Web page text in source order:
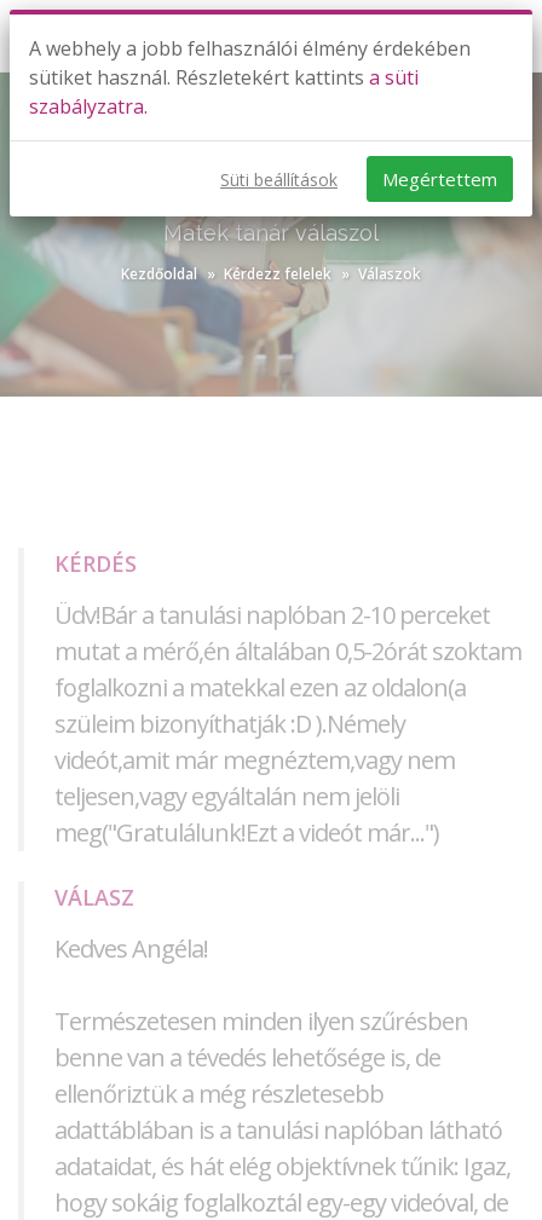
KÉRDEZZ-FELELEK VÁLASZOK
Matek tanár válaszol
Kezdőoldal Kérdezz felelek Válaszok
KÉRDÉS
Üdv!Bár a tanulási naplóban 2-10 perceket
mutat a mérő,én általában 0,5-2órát szoktam
foglalkozni a matekkal ezen az oldalon(a
szüleim bizonyíthatják :D ).Némely
videót,amit már megnéztem,vagy nem
teljesen,vagy egyáltalán nem jelöli
meg("Gratulálunk!Ezt a videót már...")
VÁLASZ
Kedves Angéla!
Természetesen minden ilyen szűrésben
benne van a tévedés lehetősége is, de
ellenőriztük a még részletesebb
adattáblában is a tanulási naplóban látható
adataidat, és hát elég objektívnek tűnik: Igaz,
hogy sokáig foglalkoztál egy-egy videóval, de
A webhely a jobb felhasználói élmény érdekében
sütiket használ. Részletekért kattints a süti
szabályzatra.
Süti beállítások Megértettem